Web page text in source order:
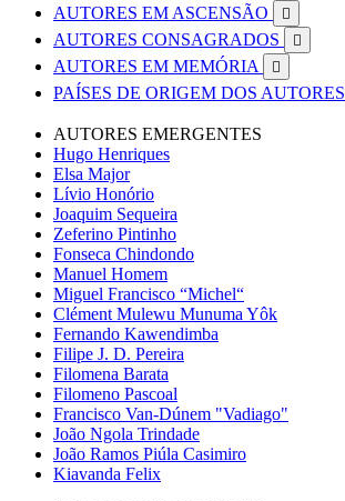
AUTORES EM ASCENSÃO 
AUTORES CONSAGRADOS 
AUTORES EM MEMÓRIA 
PAÍSES DE ORIGEM DOS AUTORES
AUTORES EMERGENTES
Hugo Henriques
Elsa Major
Lívio Honório
Joaquim Sequeira
Zeferino Pintinho
Fonseca Chindondo
Manuel Homem
Miguel Francisco “Michel“
Clément Mulewu Munuma Yôk
Fernando Kawendimba
Filipe J. D. Pereira
Filomena Barata
Filomeno Pascoal
Francisco Van-Dúnem "Vadiago"
João Ngola Trindade
João Ramos Piúla Casimiro
Kiavanda Felix